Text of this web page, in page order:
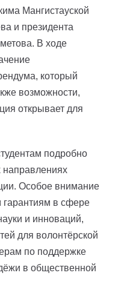
Мангистауской
и президента
В ходе
который
возможности,
открывает для
подробно
направлениях
Особое внимание
в сфере
и инноваций,
для волонтёрской
по поддержке
в общественной